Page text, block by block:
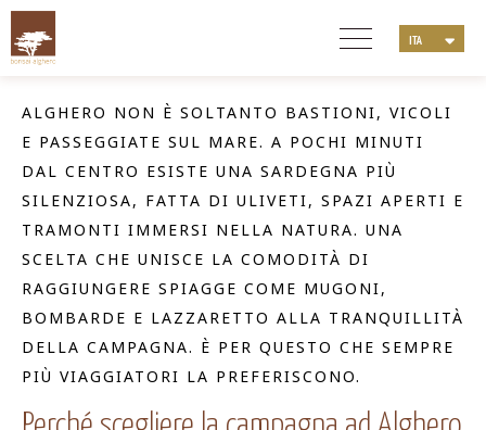
ITA
NLD
FRA
ALGHERO NON È SOLTANTO BASTIONI, VICOLI
E PASSEGGIATE SUL MARE. A POCHI MINUTI
DAL CENTRO ESISTE UNA SARDEGNA PIÙ
SILENZIOSA, FATTA DI ULIVETI, SPAZI APERTI E
TRAMONTI IMMERSI NELLA NATURA. UNA
SCELTA CHE UNISCE LA COMODITÀ DI
RAGGIUNGERE SPIAGGE COME MUGONI,
BOMBARDE E LAZZARETTO ALLA TRANQUILLITÀ
DELLA CAMPAGNA. È PER QUESTO CHE SEMPRE
PIÙ VIAGGIATORI LA PREFERISCONO.